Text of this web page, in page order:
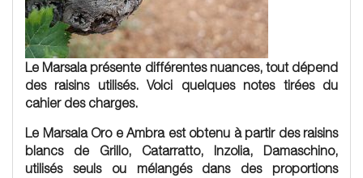
Le Marsala présente différentes nuances, tout dépend
des raisins utilisés. Voici quelques notes tirées du
cahier des charges.
Le Marsala Oroe Ambraest obtenu à partir des raisins
blancs de Grillo, Catarratto, Inzolia, Damaschino,
utilisés seuls ou mélangés dans des proportions